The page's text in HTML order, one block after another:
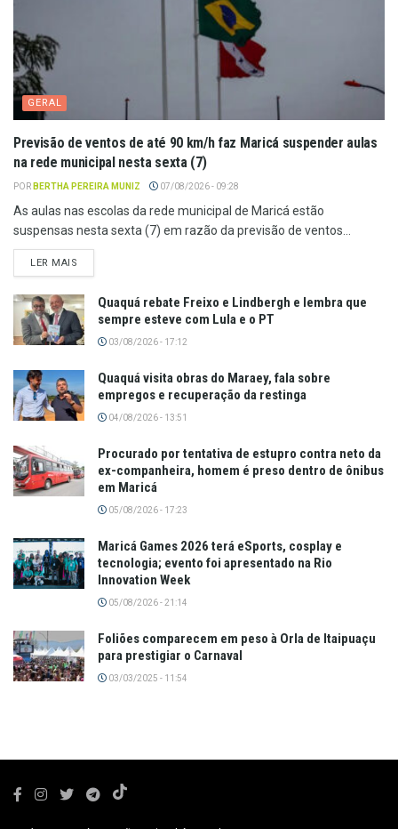
GERAL
Previsão de ventos de até 90 km/h faz Maricá suspender aulas
na rede municipal nesta sexta (7)
POR BERTHA PEREIRA MUNIZ 07/08/2026 - 09:28
As aulas nas escolas da rede municipal de Maricá estão
suspensas nesta sexta (7) em razão da previsão de ventos...
LER MAIS
Quaquá rebate Freixo e Lindbergh e lembra que
sempre esteve com Lula e o PT
03/08/2026 - 17:12
Quaquá visita obras do Maraey, fala sobre
empregos e recuperação da restinga
04/08/2026 - 13:51
Procurado por tentativa de estupro contra neto da
ex-companheira, homem é preso dentro de ônibus
em Maricá
05/08/2026 - 17:23
Maricá Games 2026 terá eSports, cosplay e
tecnologia; evento foi apresentado na Rio
Innovation Week
05/08/2026 - 21:14
Foliões comparecem em peso à Orla de Itaipuaçu
para prestigiar o Carnaval
03/03/2025 - 11:54